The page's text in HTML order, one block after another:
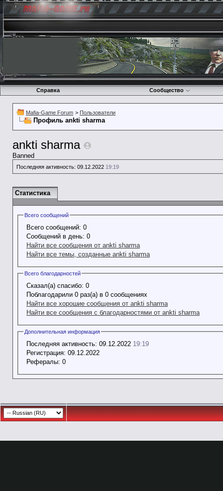
Справка Сообщество
Mafia-Game Forum > Пользователи
Профиль ankti sharma
ankti sharma
Banned
Последняя активность: 09.12.2022 19:19
Статистика
Всего сообщений
Всего сообщений: 0
Сообщений в день: 0
Найти все сообщения от ankti sharma
Найти все темы, созданные ankti sharma
Всего благодарностей
Сказал(а) спасибо: 0
Поблагодарили 0 раз(а) в 0 сообщениях
Найти все хорошие сообщения от ankti sharma
Найти все сообщения с благодарностями от ankti sharma
Дополнительная информация
Последняя активность: 09.12.2022 19:19
Регистрация: 09.12.2022
Рефералы: 0